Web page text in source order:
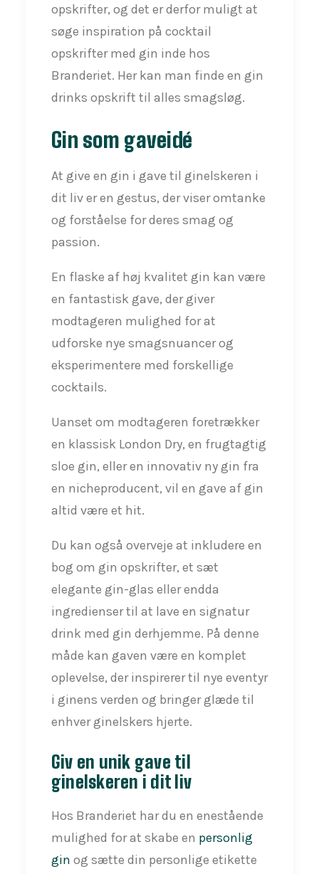
opskrifter, og det er derfor muligt at
søge inspiration på cocktail
opskrifter med gin inde hos
Branderiet. Her kan man finde en gin
drinks opskrift til alles smagsløg.
Gin som gaveidé
At give en gin i gave til ginelskeren i
dit liv er en gestus, der viser omtanke
og forståelse for deres smag og
passion.
En flaske af høj kvalitet gin kan være
en fantastisk gave, der giver
modtageren mulighed for at
udforske nye smagsnuancer og
eksperimentere med forskellige
cocktails.
Uanset om modtageren foretrækker
en klassisk London Dry, en frugtagtig
sloe gin, eller en innovativ ny gin fra
en nicheproducent, vil en gave af gin
altid være et hit.
Du kan også overveje at inkludere en
bog om gin opskrifter, et sæt
elegante gin-glas eller endda
ingredienser til at lave en signatur
drink med gin derhjemme. På denne
måde kan gaven være en komplet
oplevelse, der inspirerer til nye eventyr
i ginens verden og bringer glæde til
enhver ginelskers hjerte.
Giv en unik gave til
ginelskeren i dit liv
Hos Branderiet har du en enestående
mulighed for at skabe en personlig
gin og sætte din personlige etikette